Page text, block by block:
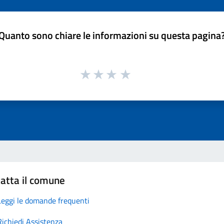
sono chiare le informazioni su questa
il comune
le domande frequenti
Assistenza